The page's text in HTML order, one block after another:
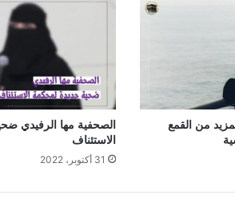
من القمع
الصحفية مها الرفيدي
الاستئناف
31 أكتوبر، 2022